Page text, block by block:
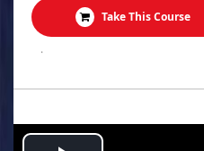
Take This Course
.